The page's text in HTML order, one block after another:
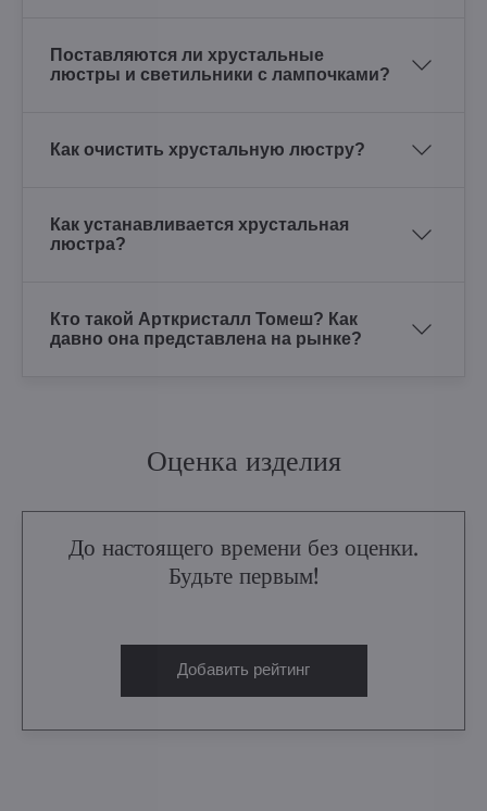
Поставляются ли хрустальные
люстры и светильники с лампочками?
Как очистить хрустальную люстру?
Как устанавливается хрустальная
люстра?
Кто такой Арткристалл Томеш? Как
давно она представлена на рынке?
Оценка изделия
До настоящего времени без оценки.
Будьте первым!
Добавить рейтинг